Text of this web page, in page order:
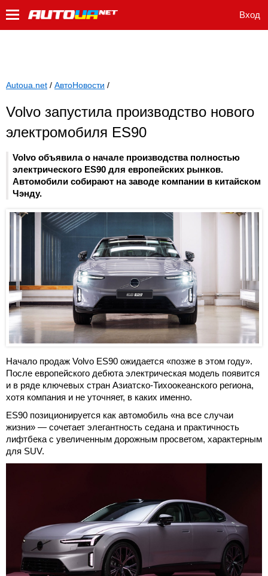
Вход
Autoua.net / АвтоНовости /
Volvo запустила производство нового
электромобиля ES90
Volvo объявила о начале производства полностью
электрического ES90 для европейских рынков.
Автомобили собирают на заводе компании в китайском
Чэнду.
Начало продаж Volvo ES90 ожидается «позже в этом году».
После европейского дебюта электрическая модель появится
и в ряде ключевых стран Азиатско-Тихоокеанского региона,
хотя компания и не уточняет, в каких именно.
ES90 позиционируется как автомобиль «на все случаи
жизни» — сочетает элегантность седана и практичность
лифтбека с увеличенным дорожным просветом, характерным
для SUV.